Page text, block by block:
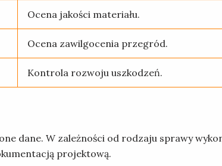
Ocena jakości materiału.
Ocena zawilgocenia przegród.
Kontrola rozwoju uszkodzeń.
dane. W zależności od rodzaju sprawy
projektową.